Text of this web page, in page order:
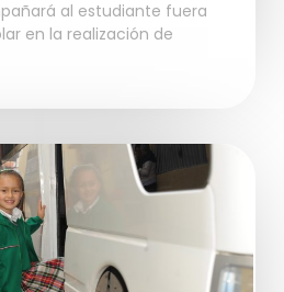
al estudiante fuera
en la realización de